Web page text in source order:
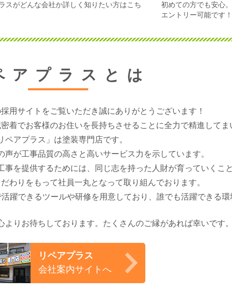
スがどんな会社か詳しく知りたい方はこち
初めての方でも安心
エントリー可能です！
アプラスとは
用サイトをご覧いただき誠にありがとうございます！
着でお客様のお住いを長持ちさせることに全力で精進してま
ペアプラス」は塗装専門店です。
声が工事品質の高さと高いサービス力を示しています。
を提供するためには、同じ志を持った人財が育っていくこ
わりをもって社員一丸となって取り組んでおります。
躍できるツールや研修を用意しており、誰でも活躍できる環
よりお待ちしております。たくさんのご縁があれば幸いです。
リペアプラス
会社案内サイトへ